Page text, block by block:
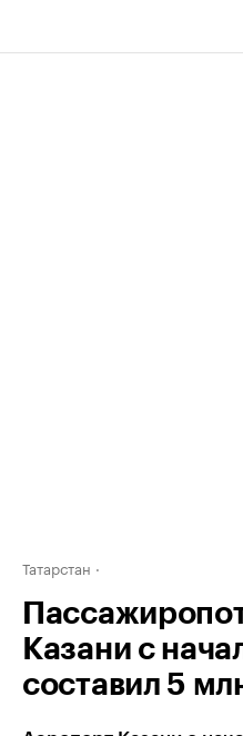
Татарстан
Казани с
составил 5